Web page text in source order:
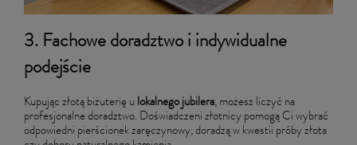
3. Fachowe doradztwo i indywidualne
podejście
Kupując złotą biżuterię u lokalnego jubilera, możesz liczyć na
profesjonalne doradztwo. Doświadczeni złotnicy pomogą Ci wybrać
odpowiedni pierścionek zaręczynowy, doradzą w kwestii próby złota